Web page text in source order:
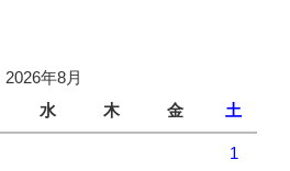
2026年8月
水 木 金 土
1